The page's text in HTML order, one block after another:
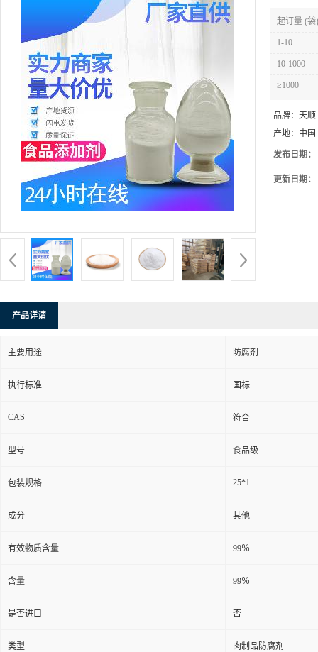
起订量 (袋)
1-10
10-1000
≥1000
品牌： 天顺
产地： 中国
发布日期：
更新日期：
产品详请
主要用途 防腐剂
执行标准 国标
CAS 符合
型号 食品级
包装规格 25*1
成分 其他
有效物质含量 99％
含量 99％
是否进口 否
类型 肉制品防腐剂